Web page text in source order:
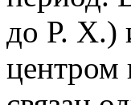
до Р. Х.)
центром